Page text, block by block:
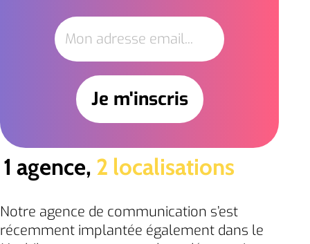
1 agence, 2 localisations
Notre agence de communication s’est
récemment implantée également dans le